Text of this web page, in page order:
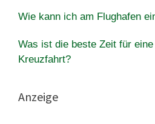
Wie kann ich am Flughafen
Was ist die beste Zeit für
Kreuzfahrt?
Anzeige